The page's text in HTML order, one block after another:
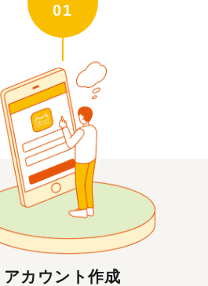
01
アカウント作成